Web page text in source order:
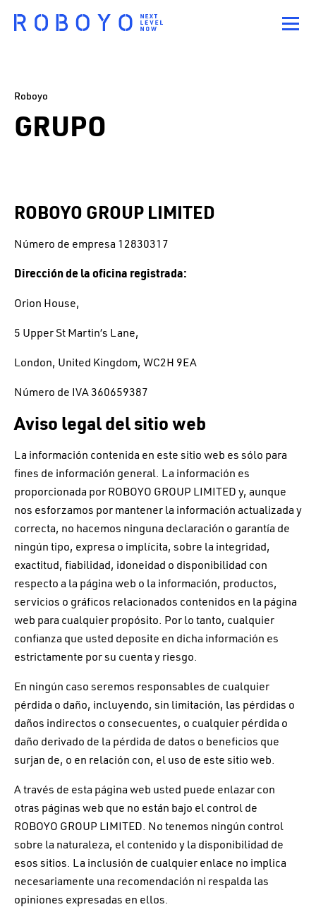
Roboyo
GRUPO
ROBOYO GROUP LIMITED
Número de empresa 12830317
Dirección de la oficina registrada:
Orion House,
5 Upper St Martin’s Lane,
London, United Kingdom, WC2H 9EA
Número de IVA 360659387
Aviso legal del sitio web
La información contenida en este sitio web es sólo para
fines de información general. La información es
proporcionada por ROBOYO GROUP LIMITED y, aunque
nos esforzamos por mantener la información actualizada y
correcta, no hacemos ninguna declaración o garantía de
ningún tipo, expresa o implícita, sobre la integridad,
exactitud, fiabilidad, idoneidad o disponibilidad con
respecto a la página web o la información, productos,
servicios o gráficos relacionados contenidos en la página
web para cualquier propósito. Por lo tanto, cualquier
confianza que usted deposite en dicha información es
estrictamente por su cuenta y riesgo.
En ningún caso seremos responsables de cualquier
pérdida o daño, incluyendo, sin limitación, las pérdidas o
daños indirectos o consecuentes, o cualquier pérdida o
daño derivado de la pérdida de datos o beneficios que
surjan de, o en relación con, el uso de este sitio web.
A través de esta página web usted puede enlazar con
otras páginas web que no están bajo el control de
ROBOYO GROUP LIMITED. No tenemos ningún control
sobre la naturaleza, el contenido y la disponibilidad de
esos sitios. La inclusión de cualquier enlace no implica
necesariamente una recomendación ni respalda las
opiniones expresadas en ellos.